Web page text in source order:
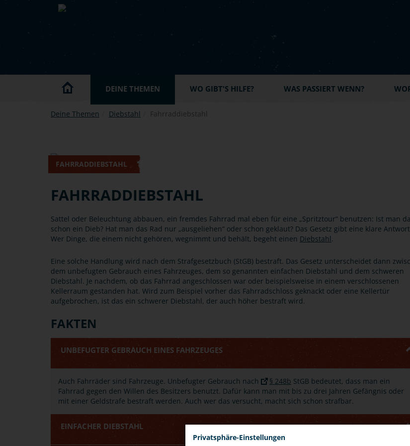
Skip to main content
DEINE THEMEN WO GIBT'S HILFE? WAS PASSIERT WENN?
Deine Themen Diebstahl Fahrraddiebstahl
FAHRRADDIEBSTAHL
FAHRRADDIEBSTAHL
Sattel oder Beleuchtung abbauen, ein fremdes Fahrrad mal eben für eine „Spritztour“ benutzen: Ist man
schon ein Dieb? Hat man das Rad nur „ausgeliehen“ oder schon geklaut? Das Gesetz gibt eine klare
Wer Dinge, die einem nicht gehören, wegnimmt und behält, begeht einen Diebstahl.
Eine solche Handlung wird nach dem Strafgesetzbuch (StGB) bestraft. Das Gesetz unterscheidet dann
dem unbefugten Gebrauch eines Fahrzeuges, dem so genannten einfachen Diebstahl und dem schweren
Diebstahl. Je nachdem, ob das Fahrrad angeschlossen war oder beispielsweise in einem verschlossenen
Kellerraum gestanden hat. Wird zum Beispiel vorher das Fahrradschloss geknackt oder eine Kellertür
aufgebrochen, ist das ein schwerer Diebstahl, der auch höher bestraft wird.
FAKTEN
UNBEFUGTER GEBRAUCH EINES FAHRZEUGES
Auch Fahrräder sind Fahrzeuge. Unbefugter Gebrauch nach § 248b StGB bedeutet, dass man ein
Fahrrad gegen den Willen des Besitzers benutzt. Dafür kann man mit bis zu drei Jahren Gefängnis oder
mit einer Geldstrafe bestraft werden. Auch wer das versucht, macht sich schon strafbar.
EINFACHER DIEBSTAHL
Privatsphäre-Einstellungen